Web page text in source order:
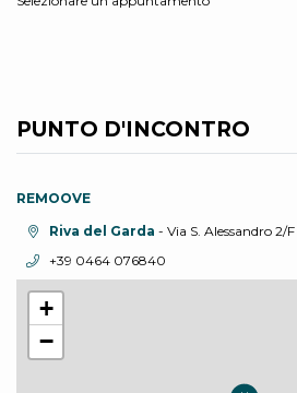
PUNTO D'INCONTRO
+
−
REMOOVE
Località:Riva del Garda - Via S. Alessandro 2/F
Telefono:
+39 0464 076840